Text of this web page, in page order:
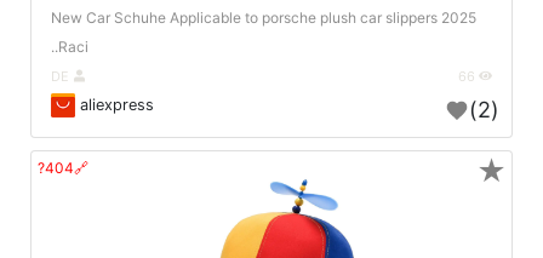
2025 New Car Schuhe Applicable to porsche plush car slippers
Raci..
aliexpress (2)
🔗404? ★